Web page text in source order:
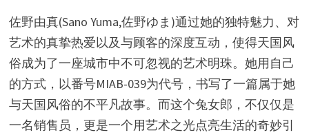
佐野由真(Sano Yuma,佐野ゆま)通过她的独特魅力、对
艺术的真挚热爱以及与顾客的深度互动，使得天国风
俗成为了一座城市中不可忽视的艺术明珠。她用自己
的方式，以番号MIAB-039为代号，书写了一篇属于她
与天国风俗的不平凡故事。而这个兔女郎，不仅仅是
一名销售员，更是一个用艺术之光点亮生活的奇妙引